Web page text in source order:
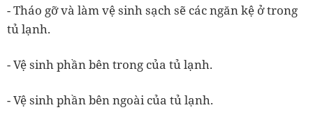
- Tháo gỡ và làm vệ sinh sạch sẽ các ngăn kệ ở trong
tủ lạnh.
- Vệ sinh phần bên trong của tủ lạnh.
- Vệ sinh phần bên ngoài của tủ lạnh.